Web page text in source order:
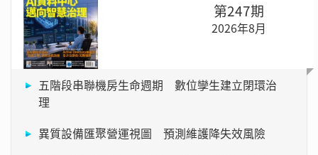
第247期
2026年8月
五階段串聯機房生命週期 數位孿生建立閉環治
理
異質設備匯聚營運視圖 預測維護降失效風險